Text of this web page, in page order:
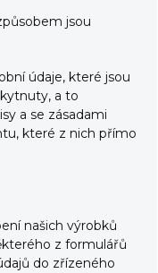
jsou
údaje, které jsou
a to
a se zásadami
které z nich přímo
našich výrobků
z formulářů
do zřízeného